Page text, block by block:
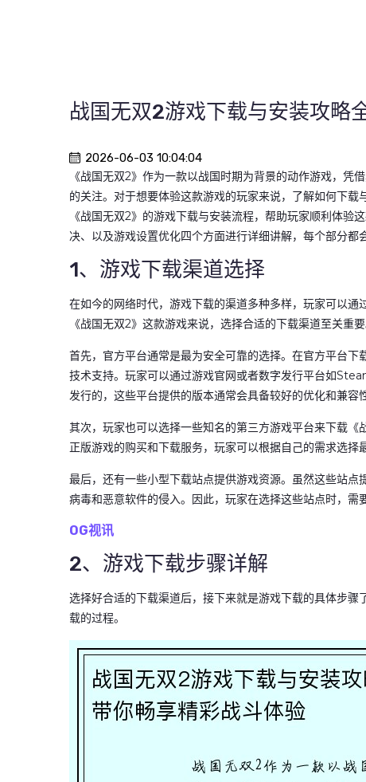
战国无双2游戏下载与安装攻略
2026-06-03 10:04:04
《战国无双2》作为一款以战国时期为背景的动作游戏，凭
的关注。对于想要体验这款游戏的玩家来说，了解如何下
《战国无双2》的游戏下载与安装流程，帮助玩家顺利体
决、以及游戏设置优化四个方面进行详细讲解，每个部分都
1、游戏下载渠道选择
在如今的网络时代，游戏下载的渠道多种多样，玩家可以
《战国无双2》这款游戏来说，选择合适的下载渠道至关重要
首先，官方平台通常是最为安全可靠的选择。在官方平台
技术支持。玩家可以通过游戏官网或者数字发行平台如
发行的，这些平台提供的版本通常会具备较好的优化和兼容性
其次，玩家也可以选择一些知名的第三方游戏平台来下载
正版游戏的购买和下载服务，玩家可以根据自己的需求选择
最后，还有一些小型下载站点提供游戏资源。虽然这些站
病毒和恶意软件的侵入。因此，玩家在选择这些站点时，需
OG视讯
2、游戏下载步骤详解
选择好合适的下载渠道后，接下来就是游戏下载的具体步
载的过程。